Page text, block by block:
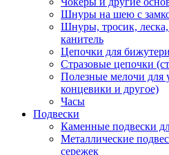
Шнуры на шею с
Шнуры, тросик,
канитель
Цепочки для
Стразовые цепочки
Полезные мелочи для
концевики и другое)
Часы
Подвески
Каменные подвески
Металлические
сережек